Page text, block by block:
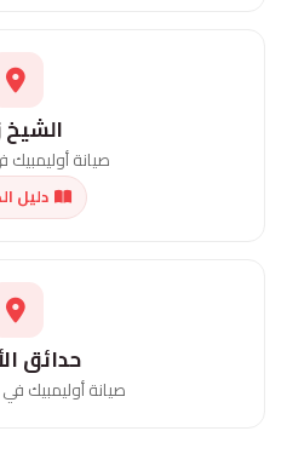
الشيخ
صيانة أوليمبيك
دليل
حدائق
صيانة أوليمبيك